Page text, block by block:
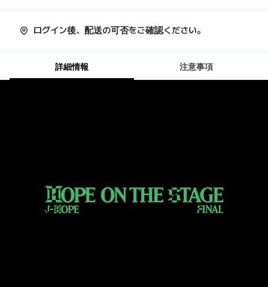
ログイン後、配送の可否をご確認ください。
詳細情報 注意事項